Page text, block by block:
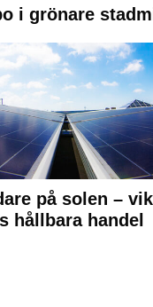
i grönare
på solen –
hållbara handel